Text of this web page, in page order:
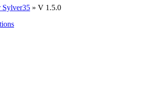
Sylver35 » V 1.5.0